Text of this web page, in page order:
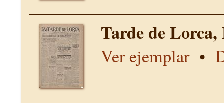
Tarde de
Ver ejemplar•